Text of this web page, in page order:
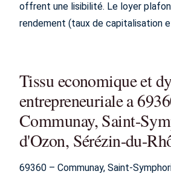
offrent une lisibilité. Le loyer
rendement (taux de capitalisation
Tissu economique et
entrepreneuriale a
Communay, Saint-
d'Ozon, Sérézin-du-
69360 – Communay, Saint-